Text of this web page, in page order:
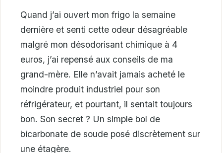
Quand j’ai ouvert mon frigo la semaine
dernière et senti cette odeur désagréable
malgré mon désodorisant chimique à 4
euros, j’ai repensé aux conseils de ma
grand-mère. Elle n’avait jamais acheté le
moindre produit industriel pour son
réfrigérateur, et pourtant, il sentait toujours
bon. Son secret ? Un simple bol de
bicarbonate de soude posé discrètement sur
une étagère.